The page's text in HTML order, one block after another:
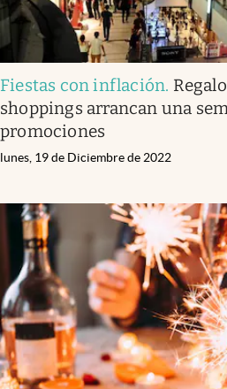
Fiestas con inflación.
shoppings arrancan una
promociones
lunes, 19 de Diciembre de 2022